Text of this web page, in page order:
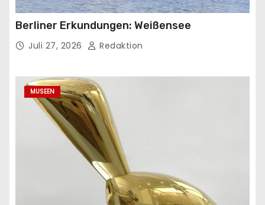
Berliner Erkundungen: Weißensee
Juli 27, 2026 Redaktion
MUSEEN